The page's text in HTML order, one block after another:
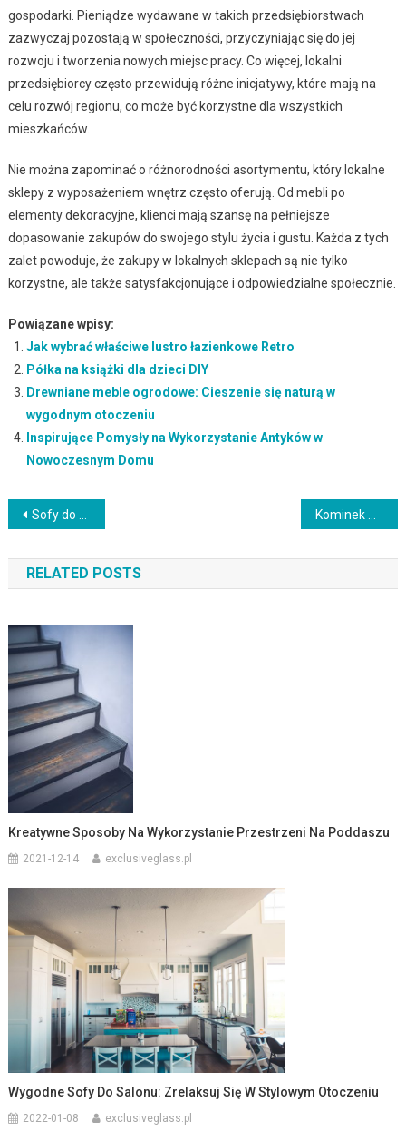
gospodarki. Pieniądze wydawane w takich przedsiębiorstwach
zazwyczaj pozostają w społeczności, przyczyniając się do jej
rozwoju i tworzenia nowych miejsc pracy. Co więcej, lokalni
przedsiębiorcy często przewidują różne inicjatywy, które mają na
celu rozwój regionu, co może być korzystne dla wszystkich
mieszkańców.
Nie można zapominać o różnorodności asortymentu, który lokalne
sklepy z wyposażeniem wnętrz często oferują. Od mebli po
elementy dekoracyjne, klienci mają szansę na pełniejsze
dopasowanie zakupów do swojego stylu życia i gustu. Każda z tych
zalet powoduje, że zakupy w lokalnych sklepach są nie tylko
korzystne, ale także satysfakcjonujące i odpowiedzialne społecznie.
Powiązane wpisy:
Jak wybrać właściwe lustro łazienkowe Retro
Półka na książki dla dzieci DIY
Drewniane meble ogrodowe: Cieszenie się naturą w
wygodnym otoczeniu
Inspirujące Pomysły na Wykorzystanie Antyków w
Nowoczesnym Domu
Nawigacja
wpisu
Sofy do recepcji: Wygodne i Eleganckie Meble dla Twojej Recepcji Kominek w salonie: Ciepło i romantyczny nastrój
RELATED POSTS
Kreatywne Sposoby Na Wykorzystanie Przestrzeni Na Poddaszu
2021-12-14 exclusiveglass.pl
Wygodne Sofy Do Salonu: Zrelaksuj Się W Stylowym Otoczeniu
2022-01-08 exclusiveglass.pl